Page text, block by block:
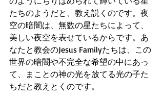
たちのようだと、教え説くのです。夜
空の暗闇は、無数の星たちによって、
美しい夜空を表せているからです。あ
なたと教会のJesus Familyたちは、この
世界の暗闇や不完全な希望の中にあっ
て、まことの神の光を放てる光の子た
ちだと教えとくのです。